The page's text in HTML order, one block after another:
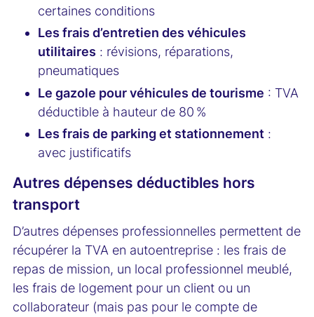
certaines conditions
Les frais d’entretien des véhicules
utilitaires : révisions, réparations,
pneumatiques
Le gazole pour véhicules de tourisme : TVA
déductible à hauteur de 80 %
Les frais de parking et stationnement :
avec justificatifs
Autres dépenses déductibles hors
transport
D’autres dépenses professionnelles permettent de
récupérer la TVA en autoentreprise : les frais de
repas de mission, un local professionnel meublé,
les frais de logement pour un client ou un
collaborateur (mais pas pour le compte de